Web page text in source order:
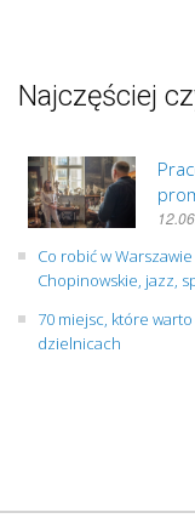
Najczęściej
Co robić w
Chopinowskie, jazz,
70 miejsc, które
dzielnicach